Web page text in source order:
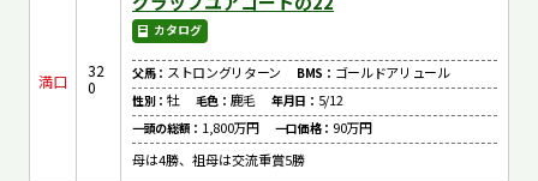
満口
32
0
カタログ
父馬： ストロングリターン BMS： ゴールドアリュール
性別：牡 毛色： 鹿毛 年月日： 5/12
一頭の総額： 1,800万円 一口価格： 90万円
母は4勝、祖母は交流重賞5勝